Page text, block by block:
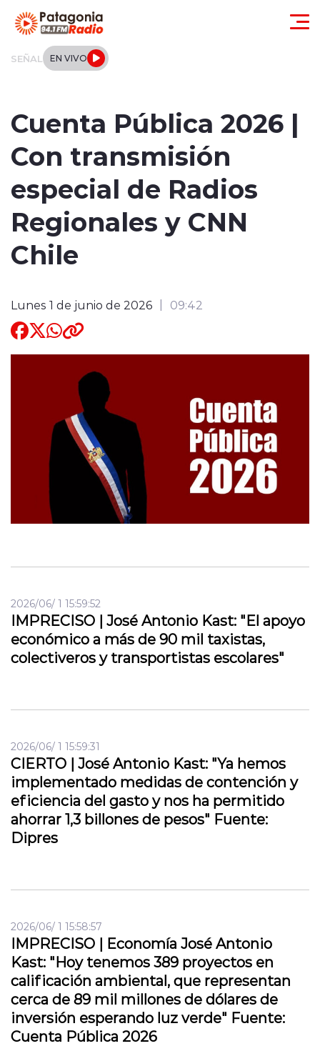
SEÑAL EN VIVO
Tendencias
Internacional
Entrevistas
modo claro
Cuenta Pública 2026 |
Con transmisión
especial de Radios
Regionales y CNN
Chile
Lunes 1 de junio de 2026 09:42
2026/06/ 1 15:59:52
IMPRECISO | José Antonio Kast: "El apoyo
económico a más de 90 mil taxistas,
colectiveros y transportistas escolares"
2026/06/ 1 15:59:31
CIERTO | José Antonio Kast: "Ya hemos
implementado medidas de contención y
eficiencia del gasto y nos ha permitido
ahorrar 1,3 billones de pesos" Fuente:
Dipres
2026/06/ 1 15:58:57
IMPRECISO | Economía José Antonio
Kast: "Hoy tenemos 389 proyectos en
calificación ambiental, que representan
cerca de 89 mil millones de dólares de
inversión esperando luz verde" Fuente:
Cuenta Pública 2026